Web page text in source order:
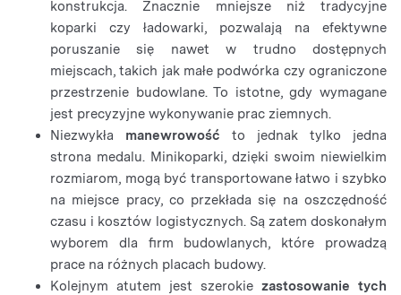
konstrukcja. Znacznie mniejsze niż tradycyjne
koparki czy ładowarki, pozwalają na efektywne
poruszanie się nawet w trudno dostępnych
miejscach, takich jak małe podwórka czy ograniczone
przestrzenie budowlane. To istotne, gdy wymagane
jest precyzyjne wykonywanie prac ziemnych.
Niezwykła manewrowość to jednak tylko jedna
strona medalu. Minikoparki, dzięki swoim niewielkim
rozmiarom, mogą być transportowane łatwo i szybko
na miejsce pracy, co przekłada się na oszczędność
czasu i kosztów logistycznych. Są zatem doskonałym
wyborem dla firm budowlanych, które prowadzą
prace na różnych placach budowy.
Kolejnym atutem jest szerokie zastosowanie tych